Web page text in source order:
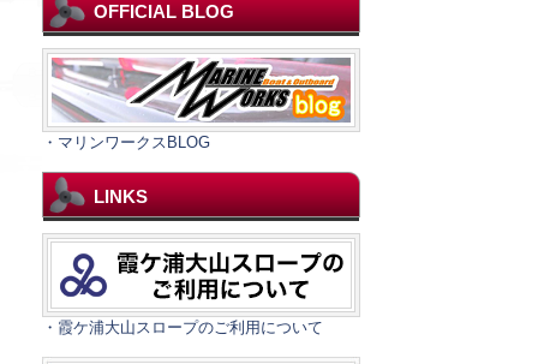
OFFICIAL BLOG
・マリンワークスBLOG
LINKS
・霞ケ浦大山スロープのご利用について